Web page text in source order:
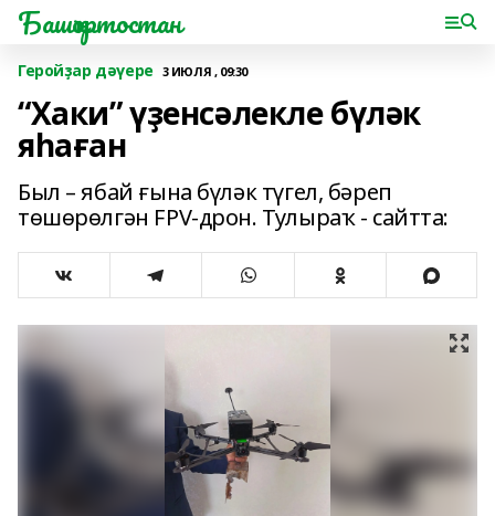
Башҡортостан
Геройҙар дәүере 3 ИЮЛЯ , 09:30
“Хаки” үҙенсәлекле бүләк
яһаған
Был – ябай ғына бүләк түгел, бәреп
төшөрөлгән FPV-дрон. Тулыраҡ - сайтта: